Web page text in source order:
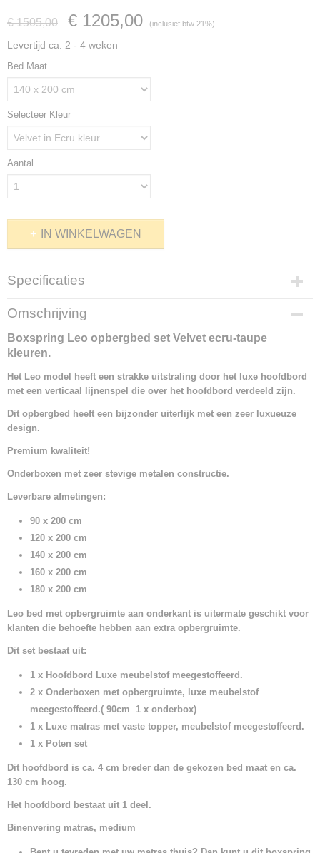
€ 1505,00 € 1205,00 (inclusief btw 21%)
Levertijd ca. 2 - 4 weken
Bed Maat
Selecteer Kleur
Aantal
IN WINKELWAGEN
Specificaties
Productcode
1315-21087
Omschrijving
Boxspring Leo opbergbed set Velvet ecru-taupe
kleuren.
Het Leo model heeft een strakke uitstraling door het luxe hoofdbord
met een verticaal lijnenspel die over het hoofdbord verdeeld zijn.
Dit opbergbed heeft een bijzonder uiterlijk met een zeer luxueuze
design.
Premium kwaliteit!
Onderboxen met zeer stevige metalen constructie.
Leverbare afmetingen:
90 x 200 cm
120 x 200 cm
140 x 200 cm
160 x 200 cm
180 x 200 cm
Leo bed met opbergruimte aan onderkant is uitermate geschikt voor
klanten die behoefte hebben aan extra opbergruimte.
Dit set bestaat uit:
1 x Hoofdbord Luxe meubelstof meegestoffeerd.
2 x Onderboxen met opbergruimte, luxe meubelstof
meegestoffeerd.( 90cm 1 x onderbox)
1 x Luxe matras met vaste topper, meubelstof meegestoffeerd.
1 x Poten set
Dit hoofdbord is ca. 4 cm breder dan de gekozen bed maat en ca.
130 cm hoog.
Het hoofdbord bestaat uit 1 deel.
Binenvering matras, medium